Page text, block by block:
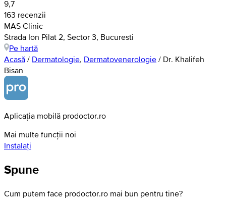
9,7
163 recenzii
MAS Clinic
Strada Ion Pilat 2, Sector 3, Bucuresti
Pe hartă
Acasă / Dermatologie Dermatovenerologie / Dr. Khalifeh
Bisan
Aplicația mobilă prodoctor.ro
Mai multe funcții noi
Instalați
Spune
Cum putem face prodoctor.ro mai bun pentru tine?